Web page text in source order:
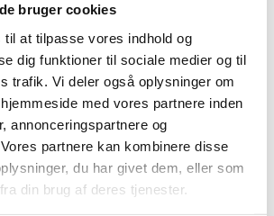
bruger cookies
at tilpasse vores indhold og
dig funktioner til sociale medier og til
trafik. Vi deler også oplysninger om
med vores partnere inden
annonceringspartnere og
partnere kan kombinere disse
du har givet dem, eller som
din brug af deres tjenester.
til afrapportering eller bilag,
Svendborg